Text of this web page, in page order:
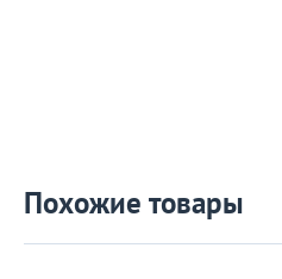
Похожие товары